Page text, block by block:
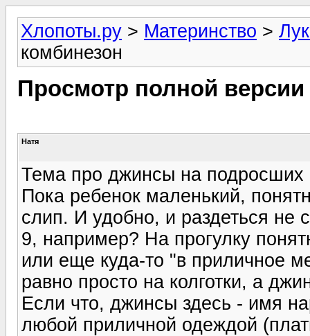
Хлопоты.ру > Материнство >
комбинезон
Просмотр полной
Натя
Тема про джинсы на подросших
Пока ребенок маленький,
слип. И удобно, и раздеться не
9, например? На прогулку
или еще куда-то "в приличное
равно просто на колготки, а
Если что, джинсы здесь - имя
любой приличной одеждой